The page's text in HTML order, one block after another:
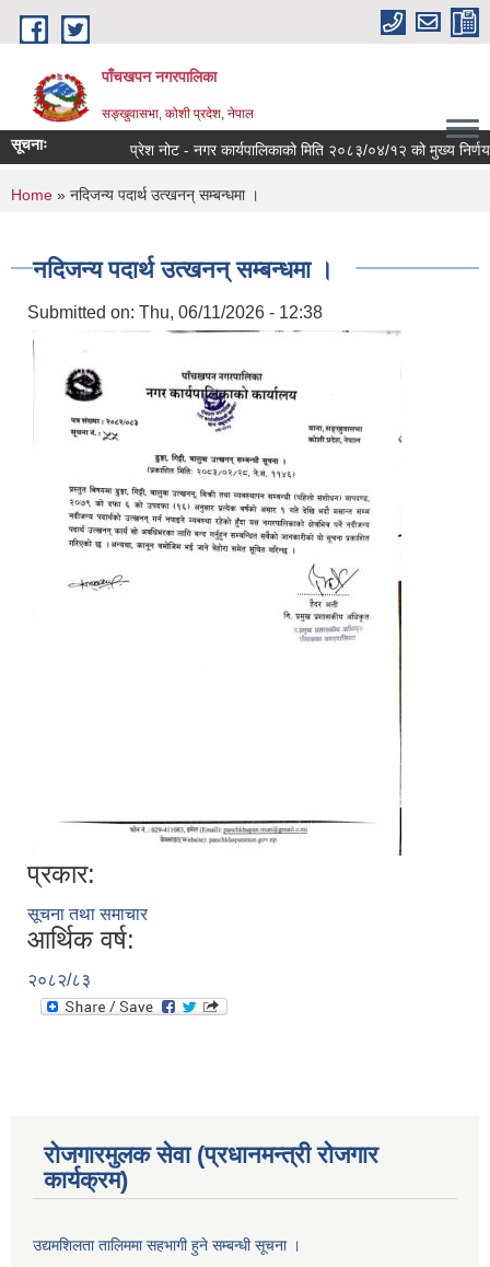
Skip to main content
पाँचखपन नगरपालिका
सङ्खु‍वासभा, कोशी प्रदेश, नेपाल
सूचनाः प्रेश नोट - नगर कार्यपालिकाको मिति २०८३/०४/१२ को मुख्य निर्णयहरु ।
You are here
Home » नदिजन्य पदार्थ उत्खनन् सम्बन्धमा ।
नदिजन्य पदार्थ उत्खनन् सम्बन्धमा ।
Submitted on: Thu, 06/11/2026 - 12:38
प्रकार:
सूचना तथा समाचार
आर्थिक वर्ष:
२०८२/८३
रोजगारमुलक सेवा (प्रधानमन्त्री रोजगार
कार्यक्रम)
उद्यमशिलता तालिममा सहभागी हुने सम्बन्धी सूचना ।